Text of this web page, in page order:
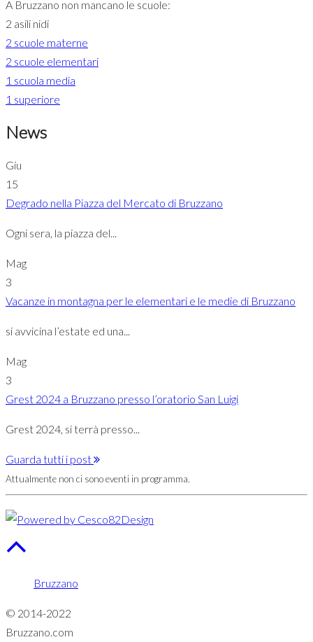
A Bruzzano non mancano le scuole:
2 asili nidi
2 scuole materne
2 scuole elementari
1 scuola media
1 superiore
News
Giu
15
Degrado nella Piazza del Mercato di Bruzzano
Ogni sera, la piazza del...
Mag
3
Vacanze in montagna per le elementari e le medie di Bruzzano
si avvicina l’estate ed una...
Mag
3
Grest 2024 a Bruzzano presso l’oratorio San Luigi
Grest 2024, si terrà presso...
Guarda tutti i post
Attualmente non ci sono eventi in programma.
Bruzzano
© 2014-2022
Bruzzano.com